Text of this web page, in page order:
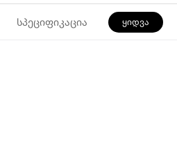
სპეციფიკაცია ყიდვა